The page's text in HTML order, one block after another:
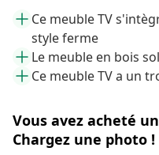
Ce meuble TV
style ferme
Le meuble en bois
Ce meuble TV a un
Vous avez acheté
Chargez une photo !